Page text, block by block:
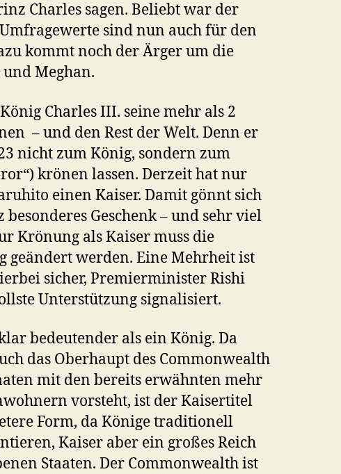
Charles sagen. Beliebt war der
sind nun auch für den
kommt noch der Ärger um die
Meghan.
Charles III. seine mehr als 2
– und den Rest der Welt. Denn er
nicht zum König, sondern zum
krönen lassen. Derzeit hat nur
einen Kaiser. Damit gönnt sich
Geschenk – und sehr viel
Krönung als Kaiser muss die
geändert werden. Eine Mehrheit ist
sicher, Premierminister Rishi
Unterstützung signalisiert.
bedeutender als ein König. Da
das Oberhaupt des Commonwealth
mit den bereits erwähnten mehr
vorsteht, ist der Kaisertitel
Form, da Könige traditionell
Kaiser aber ein großes Reich
Staaten. Der Commonwealth ist